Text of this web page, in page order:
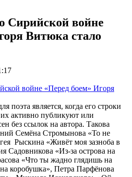
Сирийской войне
Витюка стало
поэта является, когда его строки
активно публикуют или
без ссылок на автора. Такова
Семёна Стромынова «То не
Рыскина «Живёт моя зазноба в
Садовникова «Из-за острова на
«Что ты жадно глядишь на
коробушка», Петра Парфёнова